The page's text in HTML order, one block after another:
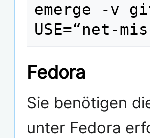
emerge -v
Fedora
Sie benötigen
unter Fedora